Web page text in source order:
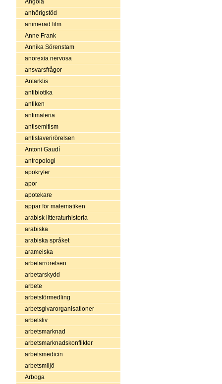
Angola
anhörigstöd
animerad film
Anne Frank
Annika Sörenstam
anorexia nervosa
ansvarsfrågor
Antarktis
antibiotika
antiken
antimateria
antisemitism
antislaverirörelsen
Antoni Gaudí
antropologi
apokryfer
apor
apotekare
appar för matematiken
arabisk litteraturhistoria
arabiska
arabiska språket
arameiska
arbetarrörelsen
arbetarskydd
arbete
arbetsförmedling
arbetsgivarorganisationer
arbetsliv
arbetsmarknad
arbetsmarknadskonflikter
arbetsmedicin
arbetsmiljö
Arboga